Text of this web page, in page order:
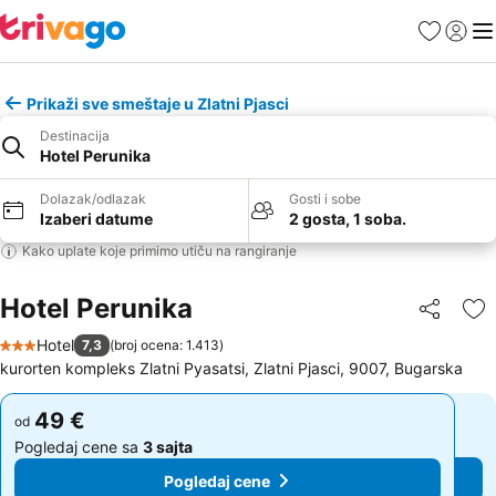
FavoritiPrijavi
Prikaži sve smeštaje u Zlatni Pjasci
Destinacija
Hotel Perunika
Dolazak/odlazak
Izaberi datume
Gosti i sobe
2 gosta, 1 soba.
Kako uplate koje primimo utiču na rangiranje
Hotel Perunika Deli
3 Zvezdice
Hotel 7,3 (broj ocena: 1.413)
kurorten kompleks Zlatni Pyasatsi, Zlatni Pjasci, 9007, Bugarska
od 49 €
Pogledaj cene sa 3 sajta
Pogledaj cene
od 49 €
Pogledaj cene sa 3 sajta
Pogledaj cene